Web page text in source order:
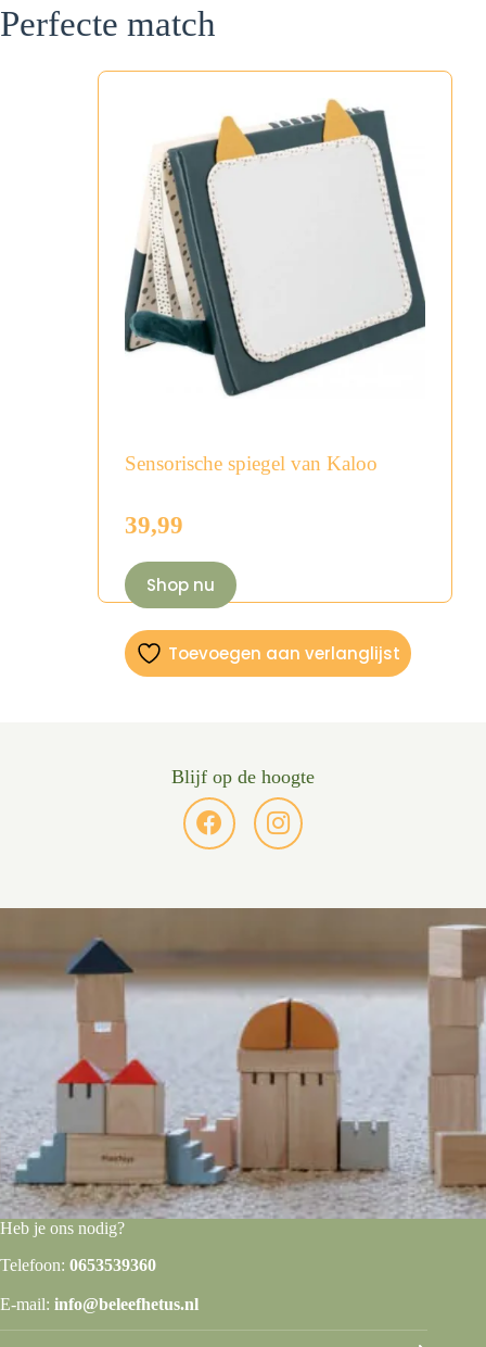
Perfecte match
Sensorische spiegel van Kaloo
39,99
Shop nu
Toevoegen aan verlanglijst
Blijf op de hoogte
Heb je ons nodig?
Telefoon: 0653539360
E-mail: info@beleefhetus.nl